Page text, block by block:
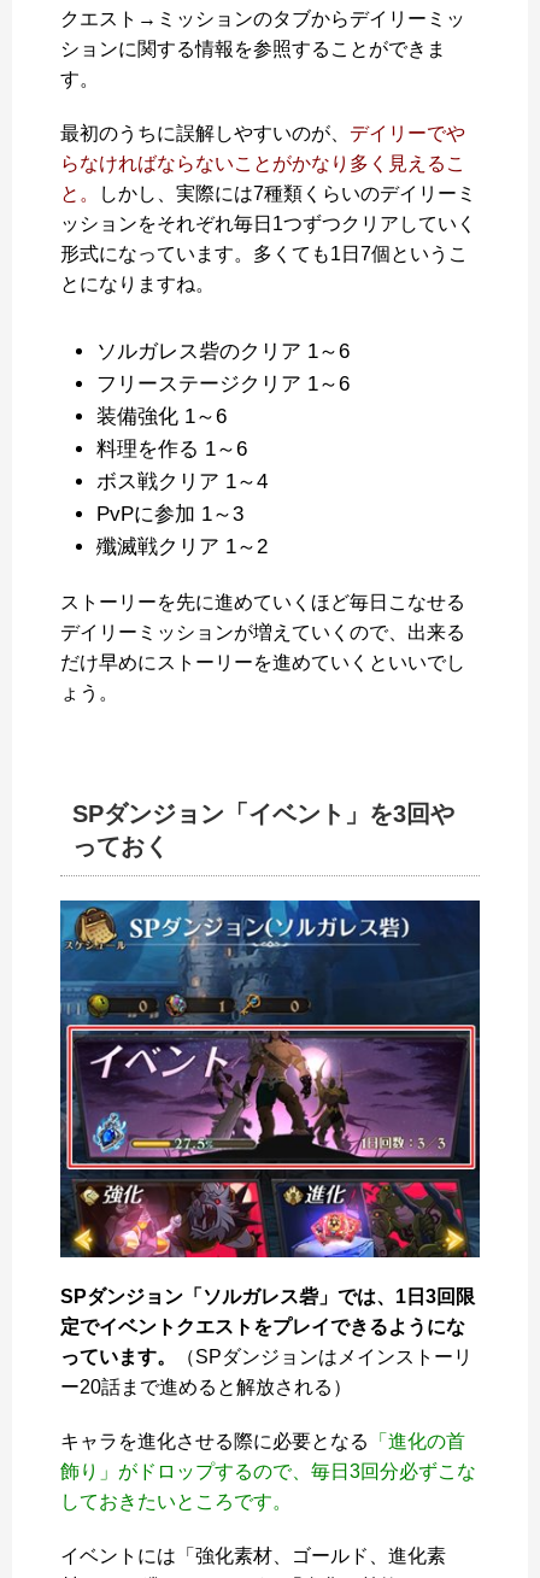
クエスト→ミッションのタブからデイリーミッ
ションに関する情報を参照することができま
す。
最初のうちに誤解しやすいのが、 デイリーでや
らなければならないことがかなり多く見えるこ
と。
しかし、実際には7種類くらいのデイリーミ
ッションをそれぞれ毎日1つずつクリアしていく
形式になっています。多くても1日7個というこ
とになりますね。
ソルガレス砦のクリア 1～6
フリーステージクリア 1～6
装備強化 1～6
料理を作る 1～6
ボス戦クリア 1～4
PvPに参加 1～3
殲滅戦クリア 1～2
ストーリーを先に進めていくほど毎日こなせる
デイリーミッションが増えていくので、出来る
だけ早めにストーリーを進めていくといいでし
ょう。
SPダンジョン「イベント」を3回や
っておく
SPダンジョン「ソルガレス砦」では、1日3回限
定でイベントクエストをプレイできるようにな
っています。
（SPダンジョンはメインストーリ
ー20話まで進めると解放される）
キャラを進化させる際に必要となる
「進化の首
飾り」がドロップするので、毎日3回分必ずこな
しておきたいところです。
イベントには「強化素材、ゴールド、進化素